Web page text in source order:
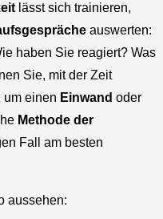
lässt sich trainieren,
auswerten:
haben Sie reagiert? Was
Sie, mit der Zeit
um einen Einwand oder
Methode der
Fall am besten
aussehen: